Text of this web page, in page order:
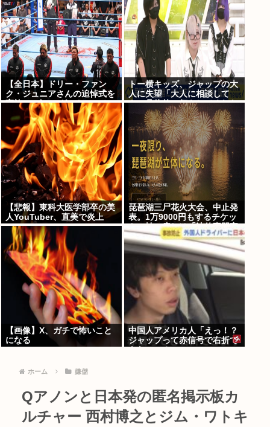
【全日本】ドリー・ファン
ク・ジュニアさんの追悼式を
実施 スピニング・トー・ホー
ルドも流れる
トー横キッズ、ジャップの大
人に失望「大人に相談して
も、具体的に何もしてくれな
い。結果的に傷つく。福祉は
自由が奪われる」
【悲報】東科大医学部卒の美
人YouTuber、直美で炎上
www
琵琶湖三尸花火大会、中止発
表。1万9000円もするチケッ
トの払い戻しは「法的専門家
への相談を行いながら」で確
約せず
【画像】X、ガチで怖いこと
になる
中国人アメリカ人「えっ！？
ジャップって赤信号で右折で
ホーム 嫌儲
Qアノンと日本発の匿名掲示板カ
ルチャー 西村博之とジム・ワトキ